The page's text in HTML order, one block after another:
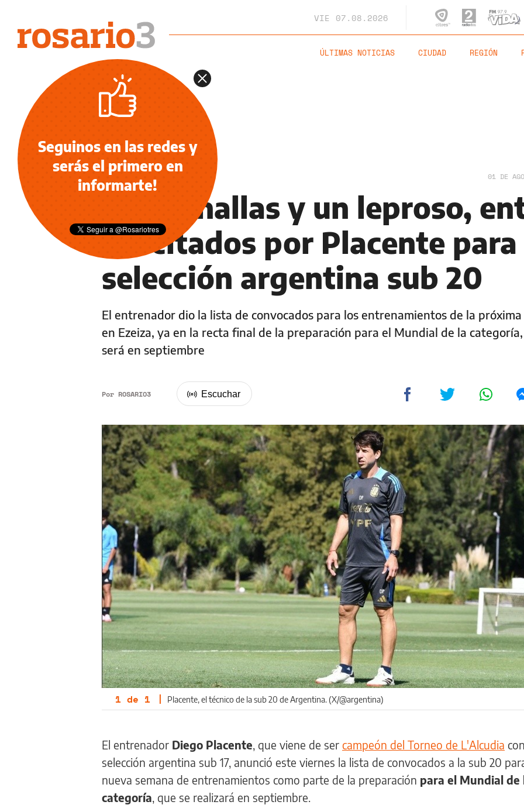
VIE 07.08.2026
ÚLTIMAS NOTICIAS CIUDAD REGIÓN
DEPORTES 01 DE
Dos canallas y un leproso,
los citados por Placente para
selección argentina sub 20
El entrenador dio la lista de convocados para los entrenamientos de la próxima
en Ezeiza, ya en la recta final de la preparación para el Mundial de la
será en septiembre
Por ROSARIO3
1 de 1 | Placente, el técnico de la sub 20 de Argentina. (X/@argentina)
El entrenador Diego Placente, que viene de ser campeón del Torneo de L'Alcudia
selección argentina sub 17, anunció este viernes la lista de convocados a la sub 20
nueva semana de entrenamientos como parte de la preparación para el Mundial de
categoría, que se realizará en septiembre.
Seguinos en las redes y
serás el primero en
informarte!